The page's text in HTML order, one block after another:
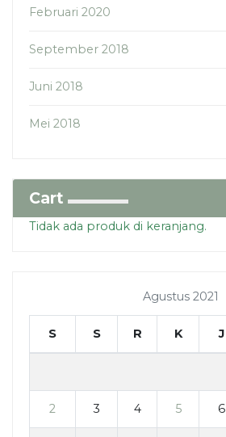
Februari 2020
September 2018
Juni 2018
Mei 2018
Cart
Tidak ada produk di keranjang.
Agustus 2021
S S R K J
2 3 4 5 6